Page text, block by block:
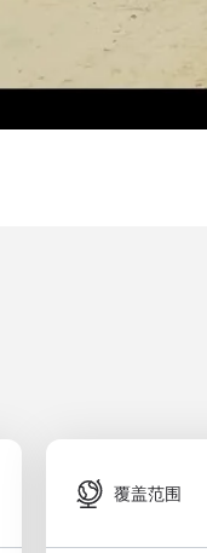
覆盖范围